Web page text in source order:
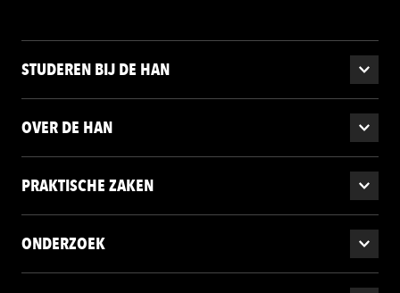
STUDEREN BIJ DE HAN
OVER DE HAN
PRAKTISCHE ZAKEN
ONDERZOEK